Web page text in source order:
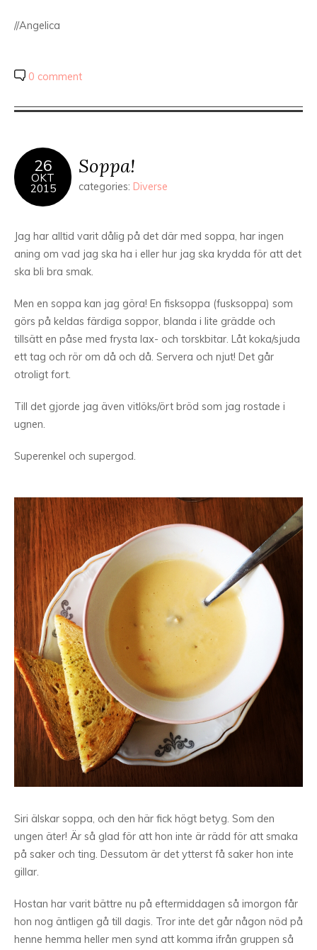
//Angelica
0 comment
26
OKT
2015
Soppa!
categories: Diverse
Jag har alltid varit dålig på det där med soppa, har ingen
aning om vad jag ska ha i eller hur jag ska krydda för att det
ska bli bra smak.
Men en soppa kan jag göra! En fisksoppa (fusksoppa) som
görs på keldas färdiga soppor, blanda i lite grädde och
tillsätt en påse med frysta lax- och torskbitar. Låt koka/sjuda
ett tag och rör om då och då. Servera och njut! Det går
otroligt fort.
Till det gjorde jag även vitlöks/ört bröd som jag rostade i
ugnen.
Superenkel och supergod.
Siri älskar soppa, och den här fick högt betyg. Som den
ungen äter! Är så glad för att hon inte är rädd för att smaka
på saker och ting. Dessutom är det ytterst få saker hon inte
gillar.
Hostan har varit bättre nu på eftermiddagen så imorgon får
hon nog äntligen gå till dagis. Tror inte det går någon nöd på
henne hemma heller men synd att komma ifrån gruppen så